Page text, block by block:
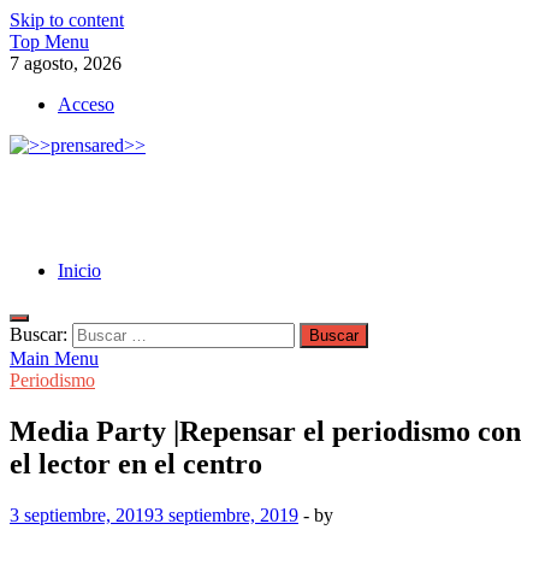
Skip to content
Top Menu
7 agosto, 2026
Acceso
Inicio
Buscar:
Main Menu
Periodismo
Media Party |Repensar el periodismo con
el lector en el centro
3 septiembre, 20193 septiembre, 2019 - by